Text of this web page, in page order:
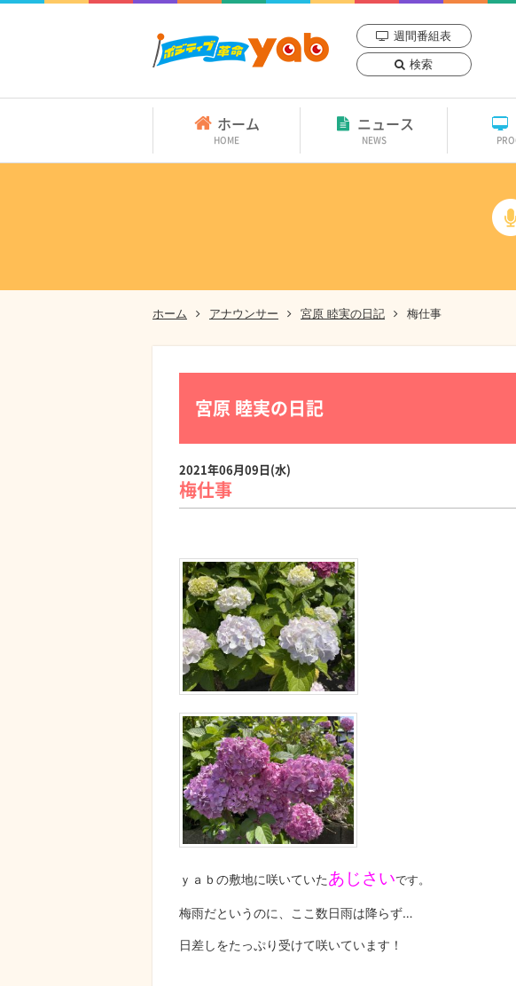
週間番組表
検索
ホーム
HOME
ニュース
NEWS
ホーム アナウンサー 宮原 睦実の日記 梅仕事
宮原 睦実の日記
2021年06月09日(水)
梅仕事
ｙａｂの敷地に咲いていたあじさいです。
梅雨だというのに、ここ数日雨は降らず…
日差しをたっぷり受けて咲いています！